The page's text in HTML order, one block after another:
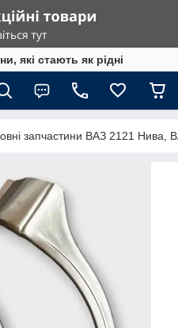
які стають як рідні
запчастини ВАЗ 2121 Нива,